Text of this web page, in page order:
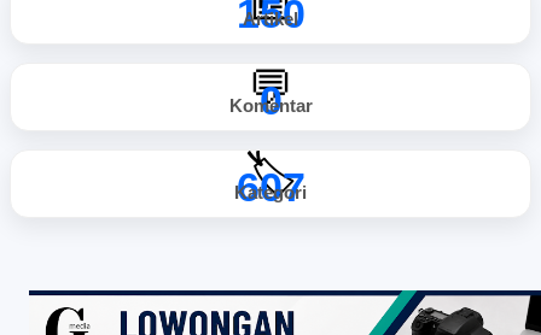
150
Artikel
💬
0
Komentar
🏷️
607
Kategori